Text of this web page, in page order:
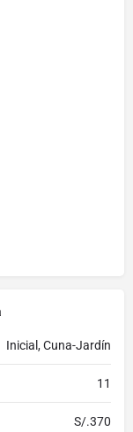
Inicial, Cuna-Jardín
11
S/.370